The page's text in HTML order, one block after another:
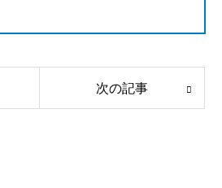
次の記事